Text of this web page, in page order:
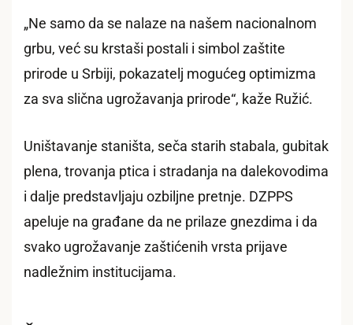
„Ne samo da se nalaze na našem nacionalnom
grbu, već su krstaši postali i simbol zaštite
prirode u Srbiji, pokazatelj mogućeg optimizma
za sva slična ugrožavanja prirode“, kaže Ružić.
Uništavanje staništa, seča starih stabala, gubitak
plena, trovanja ptica i stradanja na dalekovodima
i dalje predstavljaju ozbiljne pretnje. DZPPS
apeluje na građane da ne prilaze gnezdima i da
svako ugrožavanje zaštićenih vrsta prijave
nadležnim institucijama.